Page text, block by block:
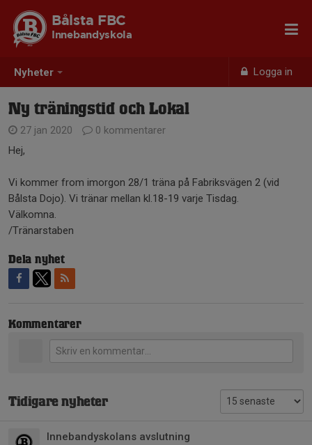
Nyheter Logga in
Bålsta FBC
Innebandyskola
Ny träningstid och Lokal
27 jan 2020
0 kommentarer
Hej,
Vi kommer from imorgon 28/1 träna på Fabriksvägen 2 (vid
Bålsta Dojo). Vi tränar mellan kl.18-19 varje Tisdag.
Välkomna.
/Tränarstaben
Dela nyhet
Kommentarer
Tidigare nyheter
Innebandyskolans avslutning